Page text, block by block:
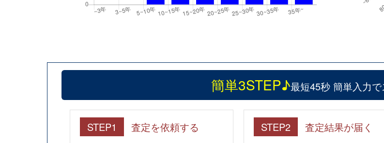
簡単3STEP♪最短45秒 簡単入力で
STEP1 査定を依頼する STEP2 査定結果が届く